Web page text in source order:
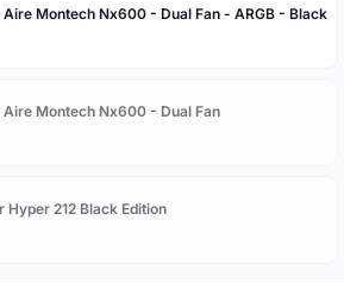
Montech Nx600 - Dual Fan - ARGB - Black
Aire Montech Nx600 - Dual Fan
Hyper 212 Black Edition